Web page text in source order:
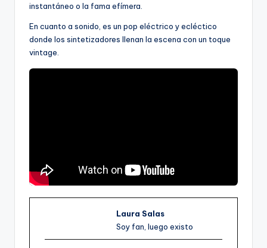
instantáneo o la fama efímera.
En cuanto a sonido, es un pop eléctrico y ecléctico
donde los sintetizadores llenan la escena con un toque
vintage.
Laura Salas
Soy fan, luego existo